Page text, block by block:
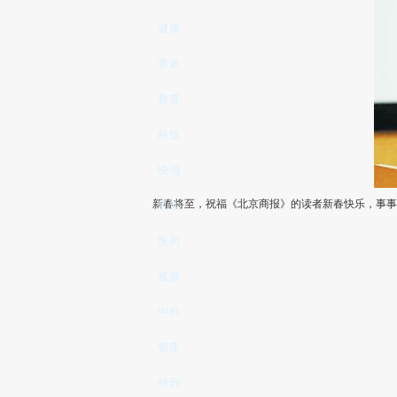
健康
养老
教育
科技
快消
乳饮
医药
视频
中外
智库
特刊
新春将至，祝福《北京商报》的读者新春快乐，事